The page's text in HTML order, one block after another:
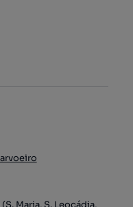
Maria, S. Leocádia,